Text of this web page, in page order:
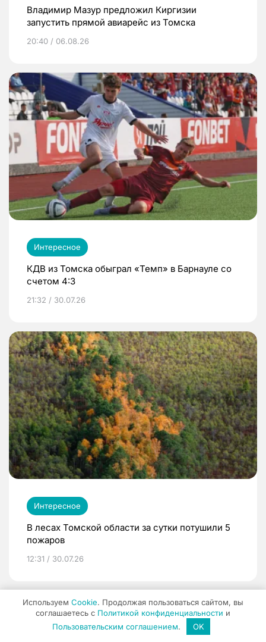
Владимир Мазур предложил Киргизии
запустить прямой авиарейс из Томска
20:40 / 06.08.26
Интересное
КДВ из Томска обыграл «Темп» в Барнауле со
счетом 4:3
21:32 / 30.07.26
Интересное
В лесах Томской области за сутки потушили 5
пожаров
12:31 / 30.07.26
Используем Cookie. Продолжая пользоваться сайтом, вы
соглашаетесь с Политикой конфиденциальности и
Пользовательским соглашением. OK